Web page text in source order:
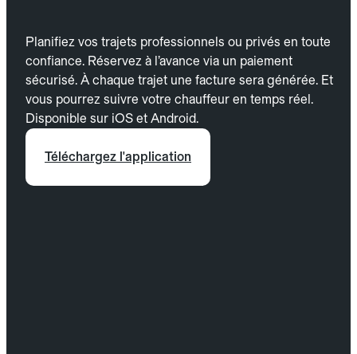
Planifiez vos trajets professionnels ou privés en toute
confiance. Réservez à l’avance via un paiement
sécurisé. À chaque trajet une facture sera générée. Et
vous pourrez suivre votre chauffeur en temps réel.
Disponible sur iOS et Android.
Téléchargez l'application